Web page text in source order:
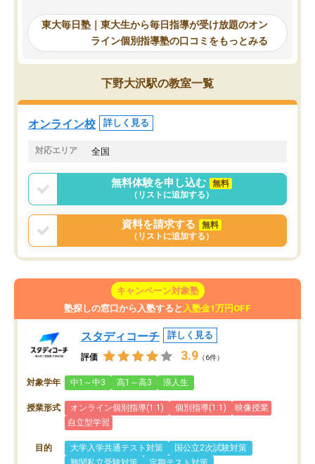
東大毎日塾にたどり着きました。学習
の長期計画や日々の勉強のやり方につ
いて客観的なアドバイスをいただけた
ので、自信をもって受験勉強を進める
ことができました。自分のように勉強
のやり方や進捗管理で苦労している方
には特におすすめしたい塾です。
東大毎日塾｜東大生から毎日指導が受け放題のオン
ライン個別指導塾の口コミをもっとみる
下野大沢駅の教室一覧
オンライン校 詳しく見る
対応エリア 全国
無料体験を申し込む
無料
（リストに追加する）
資料を請求する
無料
（リストに追加する）
キャンペーン対象塾
塾探しの窓口から入塾すると 入塾金1万円OFF
スタディコーチ 詳しく見る
評価 3.9 （6件）
対象学年 中1～中3 高1～高3 浪人生
授業形式 オンライン個別指導(1:1) 個別指導(1:1)
映像授業
自立型学習
目的 大学入学共通テスト対策
国公立2次試験対策